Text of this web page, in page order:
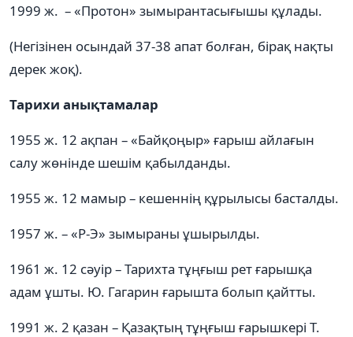
1999 ж. – «Протон» зымырантасығышы құлады.
(Негізінен осындай 37-38 апат болған, бірақ нақты
дерек жоқ).
Тарихи анықтамалар
1955 ж. 12 ақпан – «Байқоңыр» ғарыш айлағын
салу жөнінде шешім қабылданды.
1955 ж. 12 мамыр – кешеннің құрылысы басталды.
1957 ж. – «Р-Э» зымыраны ұшырылды.
1961 ж. 12 сәуір – Тарихта тұңғыш рет ғарышқа
адам ұшты. Ю. Гагарин ғарышта болып қайтты.
1991 ж. 2 қазан – Қазақтың тұңғыш ғарышкері Т.